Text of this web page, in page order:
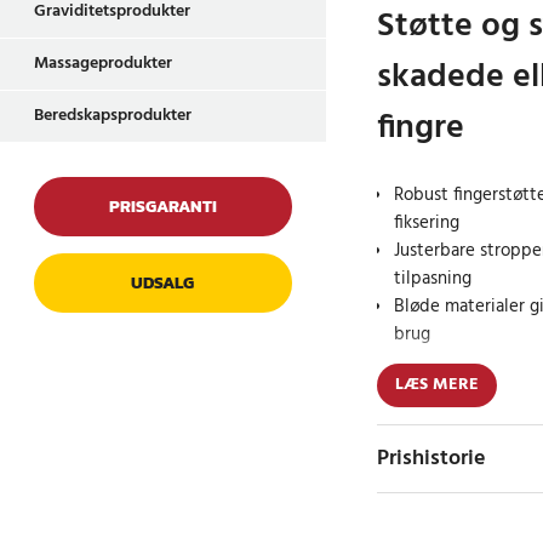
Graviditetsprodukter
Massageprodukter
Beredskapsprodukter
PRISGARANTI
UDSALG
Støtte og
skadede
fingre
Robust
fiksering
Justerbare
tilpasning
Bløde materialer
brug
Denne fingerstøtte
aflastning i tilfælde
genoptræning.
aluminiumsplade
hvilket fremskynder
LÆS MERE
Prishistorie